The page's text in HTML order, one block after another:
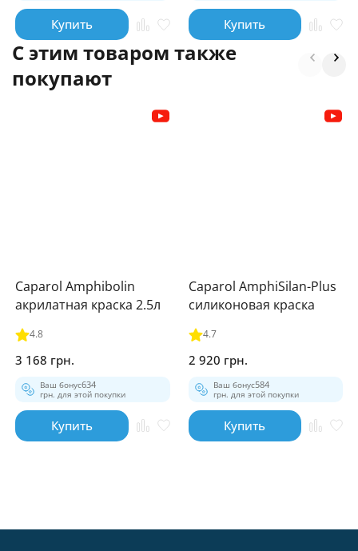
Купить Купить
С этим товаром также
покупают
Caparol Amphibolin
акрилатная краска 2.5л
4.8
3 168 грн.
Ваш бонус634
грн. для этой покупки
Купить
Caparol AmphiSilan-Plus
силиконовая краска
4.7
2 920 грн.
Ваш бонус584
грн. для этой покупки
Купить